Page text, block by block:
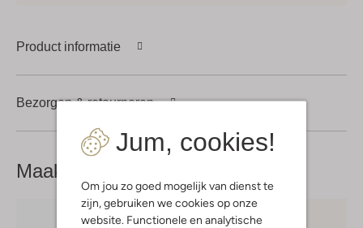
Jum, cookies!
Om jou zo goed mogelijk van dienst te
zijn, gebruiken we cookies op onze
website. Functionele en analytische
Product informatie
Bezorgen & retourneren
Maak je